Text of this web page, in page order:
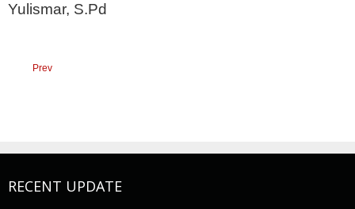
Yulismar, S.Pd
Prev
RECENT UPDATE